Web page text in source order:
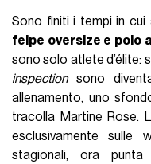
Sono finiti i tempi in cui
felpe oversize e polo
sono solo atlete d’élite:
inspectionsono
allenamento, uno
tracolla Martine Rose.
esclusivamente
stagionali, ora